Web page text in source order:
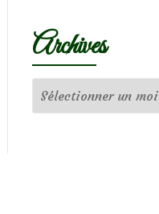
Archives
Archives